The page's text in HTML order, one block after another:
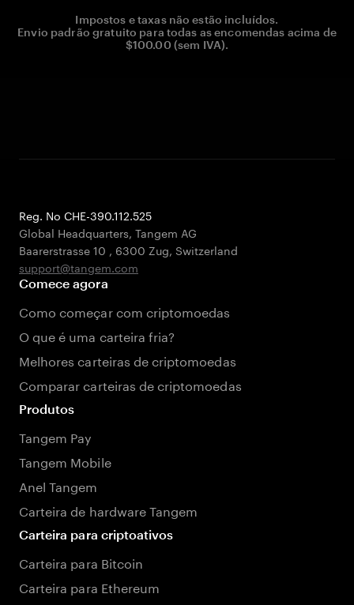
Impostos e taxas não estão incluídos.
Envio padrão gratuito para todas as encomendas acima de
$100.00 (sem IVA).
Reg. No CHE-390.112.525
Global Headquarters, Tangem AG
Baarerstrasse 10 , 6300 Zug, Switzerland
support@tangem.com
Comece agora
Como começar com criptomoedas
O que é uma carteira fria?
Melhores carteiras de criptomoedas
Comparar carteiras de criptomoedas
Produtos
Tangem Pay
Tangem Mobile
Anel Tangem
Carteira de hardware Tangem
Carteira para criptoativos
Carteira para Bitcoin
Carteira para Ethereum